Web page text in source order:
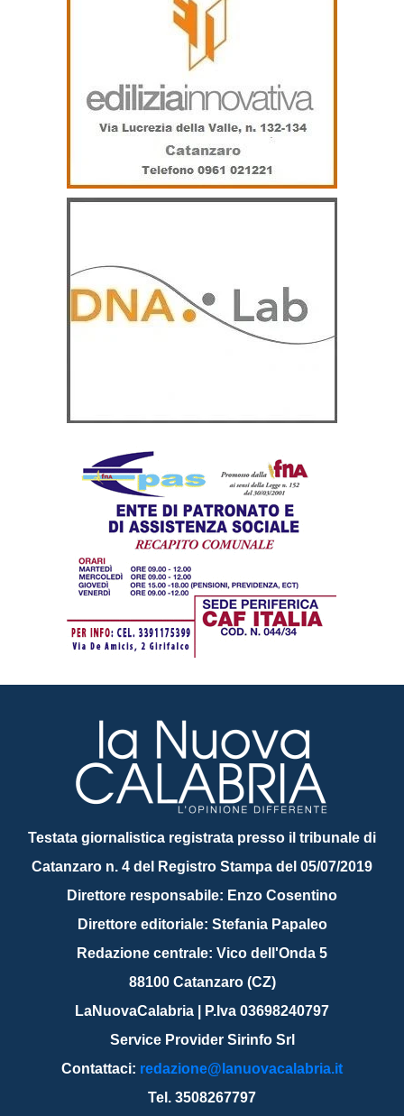
Testata giornalistica registrata presso il tribunale di
Catanzaro n. 4 del Registro Stampa del 05/07/2019
Direttore responsabile: Enzo Cosentino
Direttore editoriale: Stefania Papaleo
Redazione centrale: Vico dell'Onda 5
88100 Catanzaro (CZ)
LaNuovaCalabria | P.Iva 03698240797
Service Provider Sirinfo Srl
Contattaci: redazione@lanuovacalabria.it
Tel. 3508267797